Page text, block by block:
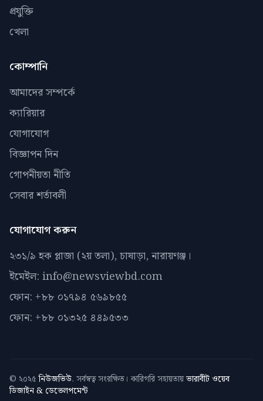
প্রযুক্তি
খেলা
কোম্পানি
আমাদের সম্পর্কে
ক্যারিয়ার
যোগাযোগ
বিজ্ঞাপন দিন
গোপনীয়তা নীতি
সেবার শর্তাবলী
যোগাযোগ করুন
২৩১/৯ হক প্লাজা (২য় তলা), চাষাড়া, নারায়ণঞ্জ।
ইমেইল: info@newsviewbd.com
ফোন: +৮৮ ০১৭৯৪ ৫৬৯৮৫৫
ফোন: +৮৮ ০১৩২৫ ৪৪৯৫৩৩
© ২০২৫ নিউজভিউ. সর্বস্বত্ব সংরক্ষিত। কারিগরি সহায়তায়ভারাবীট ওয়েব
ডিজাইন & ডেভেলপমেন্ট